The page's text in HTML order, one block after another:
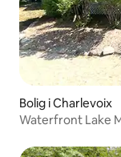
Bolig i Charlevoix
Waterfront Lake